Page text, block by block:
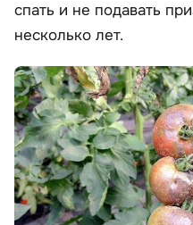
спать и не подавать
несколько лет.